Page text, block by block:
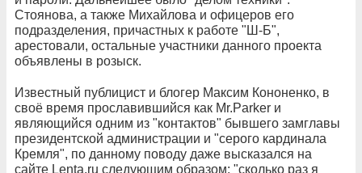
Стоянова, а также Михайлова и офицеров его
подразделения, причастных к работе "Ш‑Б",
арестовали, остальные участники данного проекта
объявлены в розыск.
Известный публицист и блогер Максим Кононенко, в
своё время прославившийся как Mr.Parker и
являющийся одним из "контактов" бывшего замглавы
президентской администрации и "серого кардинала
Кремля", по данному поводу даже высказался на
сайте Lenta.ru следующим образом: "сколько раз я